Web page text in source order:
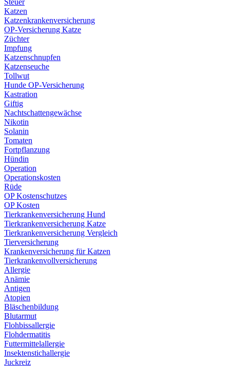
Steuer
Katzen
Katzenkrankenversicherung
OP-Versicherung Katze
Züchter
Impfung
Katzenschnupfen
Katzenseuche
Tollwut
Hunde OP-Versicherung
Kastration
Giftig
Nachtschattengewächse
Nikotin
Solanin
Tomaten
Fortpflanzung
Hündin
Operation
Operationskosten
Rüde
OP Kostenschutzes
OP Kosten
Tierkrankenversicherung Hund
Tierkrankenversicherung Katze
Tierkrankenversicherung Vergleich
Tierversicherung
Krankenversicherung für Katzen
Tierkrankenvollversicherung
Allergie
Anämie
Antigen
Atopien
Bläschenbildung
Blutarmut
Flohbissallergie
Flohdermatitis
Futtermittelallergie
Insektenstichallergie
Juckreiz